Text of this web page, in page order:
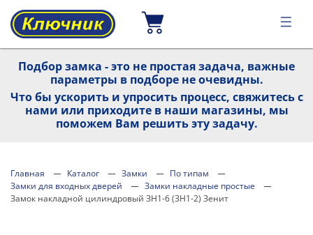
Подбор замка - это не простая задача, важные
параметры в подборе не очевидны.
Что бы ускорить и упросить процесс, свяжитесь с
нами или приходите в наши магазины, мы
поможем Вам решить эту задачу.
Главная Каталог Замки
По типам
Замки для входных дверей
Замки накладные простые
Замок накладной цилиндровый ЗН1-6 (ЗН1-2) Зенит